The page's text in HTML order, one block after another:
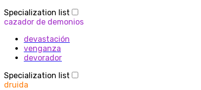
Specialization list
cazador de demonios
devastación
venganza
devorador
Specialization list
druida